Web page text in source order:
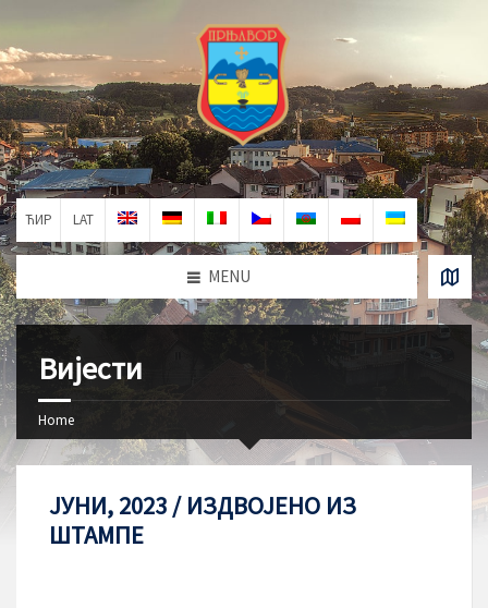
ЋИР LAT
MENU
Вијести
Home
ЈУНИ, 2023 / ИЗДВОЈЕНО ИЗ
ШТАМПЕ